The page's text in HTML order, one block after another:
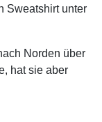
Sweatshirt unter
Norden über
hat sie aber